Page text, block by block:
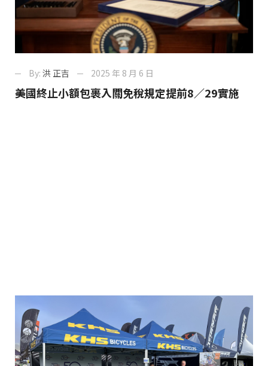
By: 洪 正吉 2025 年 8 月 6 日
美國終止小額包裹入關免稅規定提前8／29實施